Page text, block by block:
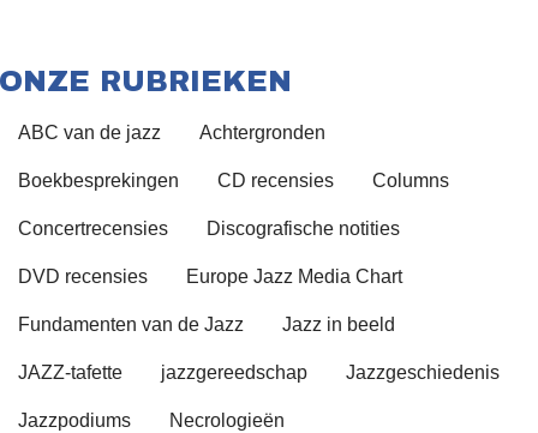
ONZE RUBRIEKEN
ABC van de jazz Achtergronden
Boekbesprekingen CD recensies Columns
Concertrecensies Discografische notities
DVD recensies Europe Jazz Media Chart
Fundamenten van de Jazz Jazz in beeld
JAZZ-tafette jazzgereedschap Jazzgeschiedenis
Jazzpodiums Necrologieën